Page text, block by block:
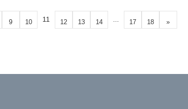
9 10 11 12 13 14 ... 17 18 »